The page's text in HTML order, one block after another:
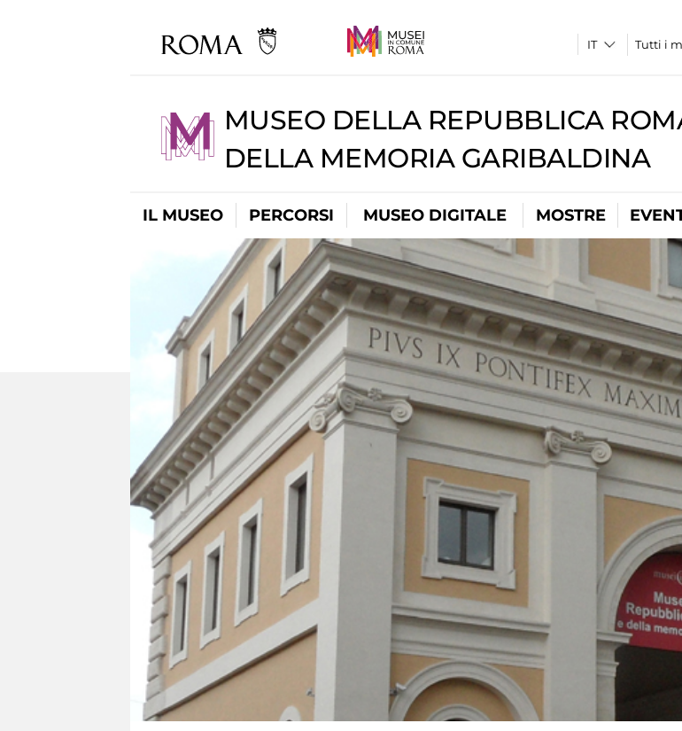
Tutti i
MUSEO DELLA REPUBBLICA
DELLA MEMORIA GARIBALDINA
IL MUSEO PERCORSI MUSEO DIGITALE MOSTRE